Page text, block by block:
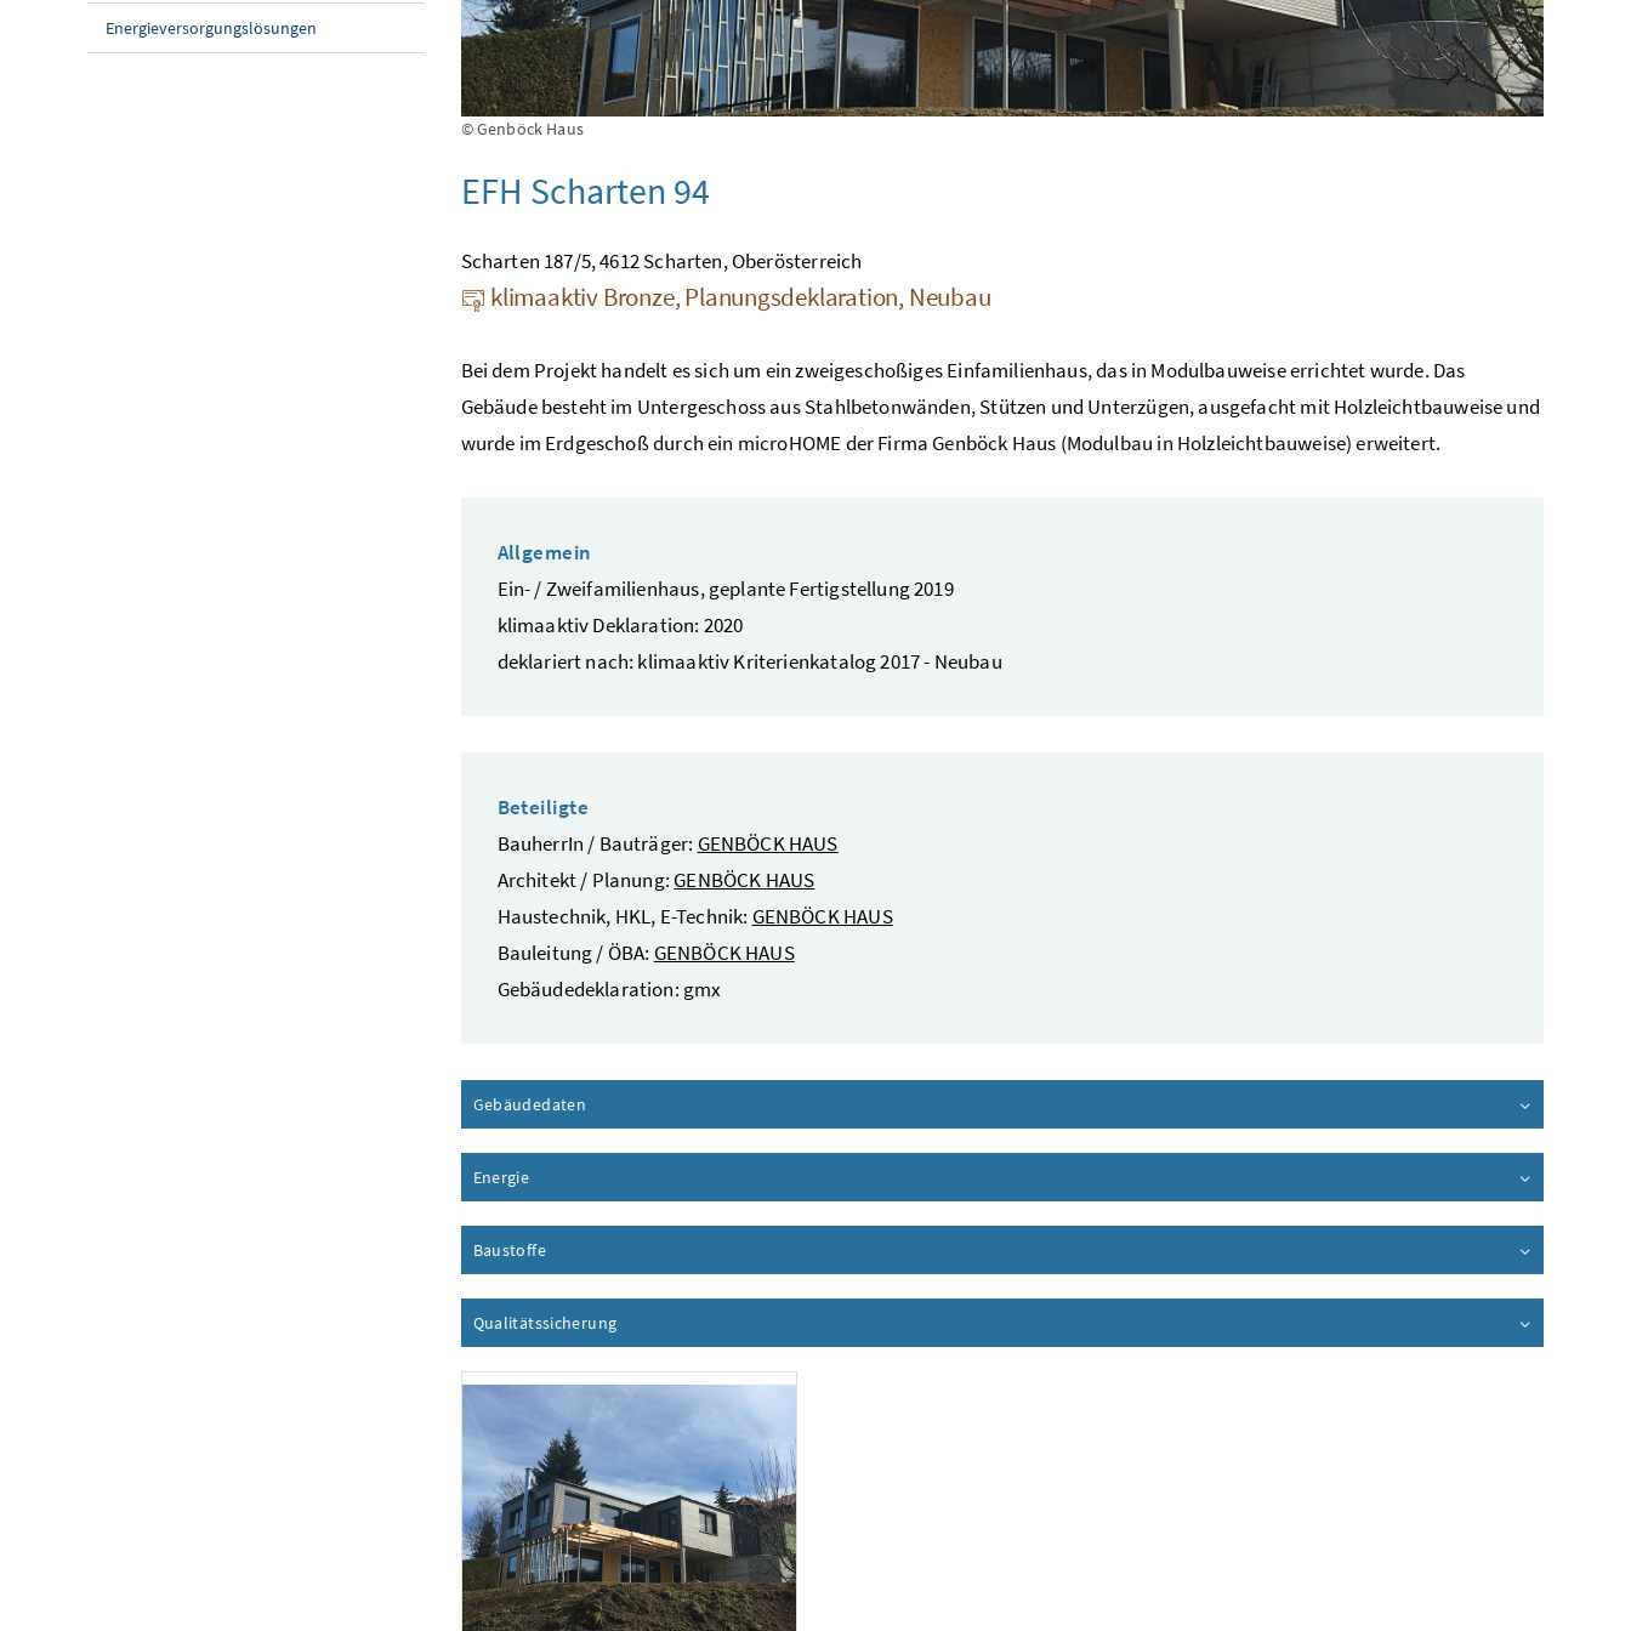
Energieversorgungslösungen
© Genböck Haus
EFH Scharten 94
Scharten 187/5, 4612 Scharten, Oberösterreich
klimaaktiv Bronze, Planungsdeklaration, Neubau
Bei dem Projekt handelt es sich um ein zweigeschoßiges Einfamilienhaus, das in Modulbauweise errichtet wurde. Das
Gebäude besteht im Untergeschoss aus Stahlbetonwänden, Stützen und Unterzügen, ausgefacht mit Holzleichtbauweise und
wurde im Erdgeschoß durch ein microHOME der Firma Genböck Haus (Modulbau in Holzleichtbauweise) erweitert.
Allgemein
Ein- / Zweifamilienhaus, geplante Fertigstellung 2019
klimaaktiv Deklaration: 2020
deklariert nach: klimaaktiv Kriterienkatalog 2017 - Neubau
Beteiligte
BauherrIn / Bauträger: GENBÖCK HAUS
Architekt / Planung: GENBÖCK HAUS
Haustechnik, HKL, E-Technik: GENBÖCK HAUS
Bauleitung / ÖBA: GENBÖCK HAUS
Gebäudedeklaration: gmx
Gebäudedaten
Energie
BaustoffeInhalt aufklappen
Qualitätssicherung